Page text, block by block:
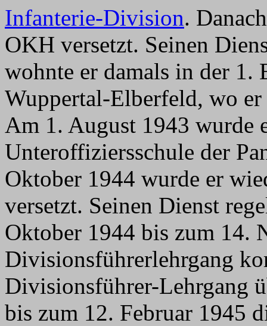
Infanterie-Division.
OKH versetzt. Seinen
wohnte er damals in der 1.
Wuppertal-Elberfeld, wo
Am 1. August 1943 wurde
Unteroffiziersschule der
Oktober 1944 wurde er
versetzt. Seinen Dienst
Oktober 1944 bis zum 14.
Divisionsführerlehrgang
Divisionsführer-Lehrgang
bis zum 12. Februar 1945